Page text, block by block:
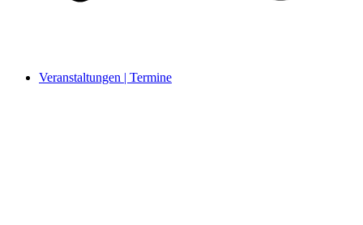
Veranstaltungen | Termine